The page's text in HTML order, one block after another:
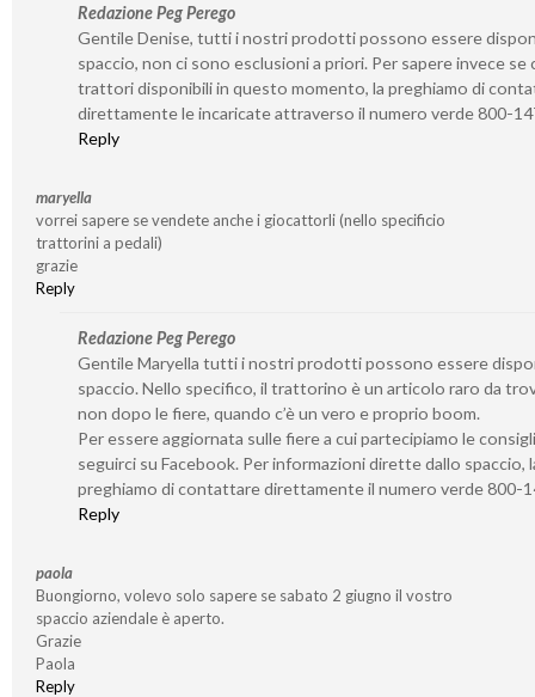
Redazione Peg Perego
Gentile Denise, tutti i nostri prodotti possono essere
spaccio, non ci sono esclusioni a priori. Per sapere invece se
trattori disponibili in questo momento, la preghiamo di
direttamente le incaricate attraverso il numero verde 800-
Reply
maryella
vorrei sapere se vendete anche i giocattorli (nello specificio
trattorini a pedali)
grazie
Reply
Redazione Peg Perego
Gentile Maryella tutti i nostri prodotti possono essere
spaccio. Nello specifico, il trattorino è un articolo raro da
non dopo le fiere, quando c’è un vero e proprio boom.
Per essere aggiornata sulle fiere a cui partecipiamo le
seguirci su Facebook. Per informazioni dirette dallo spaccio,
preghiamo di contattare direttamente il numero verde 800-
Reply
paola
Buongiorno, volevo solo sapere se sabato 2 giugno il vostro
spaccio aziendale è aperto.
Grazie
Paola
Reply